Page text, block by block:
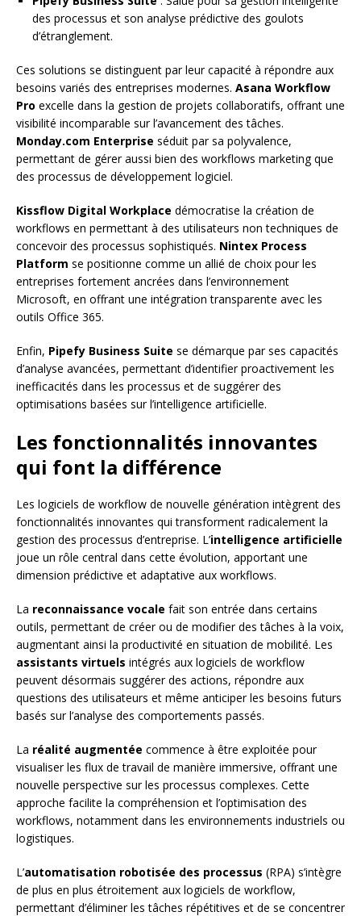
des processus et son analyse prédictive des goulots
d’étranglement.
Ces solutions se distinguent par leur capacité à répondre aux
besoins variés des entreprises modernes. Asana Workflow
Pro excelle dans la gestion de projets collaboratifs, offrant une
visibilité incomparable sur l’avancement des tâches.
Monday.com Enterprise séduit par sa polyvalence,
permettant de gérer aussi bien des workflows marketing que
des processus de développement logiciel.
Kissflow Digital Workplace démocratise la création de
workflows en permettant à des utilisateurs non techniques de
concevoir des processus sophistiqués. Nintex Process
Platform se positionne comme un allié de choix pour les
entreprises fortement ancrées dans l’environnement
Microsoft, en offrant une intégration transparente avec les
outils Office 365.
Enfin, Pipefy Business Suite se démarque par ses capacités
d’analyse avancées, permettant d’identifier proactivement les
inefficacités dans les processus et de suggérer des
optimisations basées sur l’intelligence artificielle.
Les fonctionnalités innovantes
qui font la différence
Les logiciels de workflow de nouvelle génération intègrent des
fonctionnalités innovantes qui transforment radicalement la
gestion des processus d’entreprise. L’intelligence artificielle
joue un rôle central dans cette évolution, apportant une
dimension prédictive et adaptative aux workflows.
La reconnaissance vocale fait son entrée dans certains
outils, permettant de créer ou de modifier des tâches à la voix,
augmentant ainsi la productivité en situation de mobilité. Les
assistants virtuels intégrés aux logiciels de workflow
peuvent désormais suggérer des actions, répondre aux
questions des utilisateurs et même anticiper les besoins futurs
basés sur l’analyse des comportements passés.
La réalité augmentée commence à être exploitée pour
visualiser les flux de travail de manière immersive, offrant une
nouvelle perspective sur les processus complexes. Cette
approche facilite la compréhension et l’optimisation des
workflows, notamment dans les environnements industriels ou
logistiques.
L’automatisation robotisée des processus (RPA) s’intègre
de plus en plus étroitement aux logiciels de workflow,
permettant d’éliminer les tâches répétitives et de se concentrer